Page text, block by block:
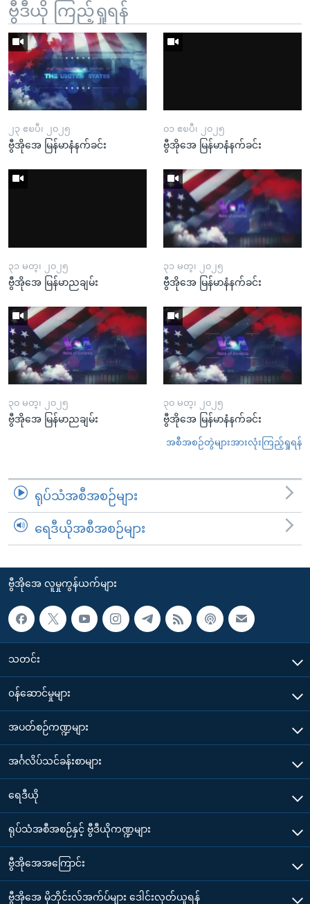
ဗွီဒီယို ကြည့်ရှုရန်
၂၃ ဧၿပီ၊ ၂၀၂၅
ဗွီအိုအေ မြန်မာနံနက်ခင်း
၀၁ ဧၿပီ၊ ၂၀၂၅
ဗွီအိုအေ မြန်မာနံနက်ခင်း
၃၁ မတ္၊ ၂၀၂၅
ဗွီအိုအေ မြန်မာညချမ်း
၃၁ မတ္၊ ၂၀၂၅
ဗွီအိုအေ မြန်မာနံနက်ခင်း
၃၀ မတ္၊ ၂၀၂၅
ဗွီအိုအေ မြန်မာညချမ်း
၃၀ မတ္၊ ၂၀၂၅
ဗွီအိုအေ မြန်မာနံနက်ခင်း
အစီအစဉ်တွဲများအားလုံးကြည့်ရှုရန်
ရုပ်သံအစီအစဉ်များ
ရေဒီယိုအစီအစဉ်များ
ဗွီအိုအေ လူမှုကွန်ယက်များ
သတင်း
၀န်ဆောင်မှုများ
အပတ်စဉ်ကဏ္ဍများ
အင်္ဂလိပ်သင်ခန်းစာများ
ရေဒီယို
ရုပ်သံအစီအစဉ်နှင့် ဗွီဒီယိုကဏ္ဍများ
ဗွီအိုအေအကြောင်း
ဗွီအိုအေ မိုဘိုင်းလ်အက်ပ်များ ဒေါင်းလုတ်ယူရန်